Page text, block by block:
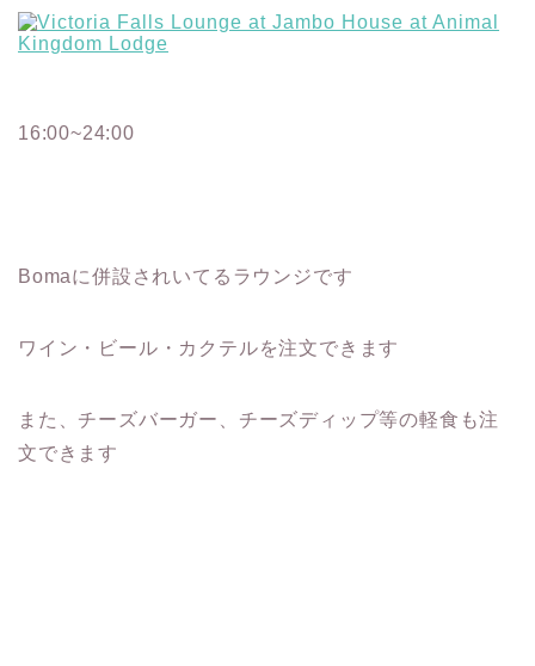
16:00~24:00
Bomaに併設されいてるラウンジです
ワイン・ビール・カクテルを注文できます
また、チーズバーガー、チーズディップ等の軽食も注
文できます